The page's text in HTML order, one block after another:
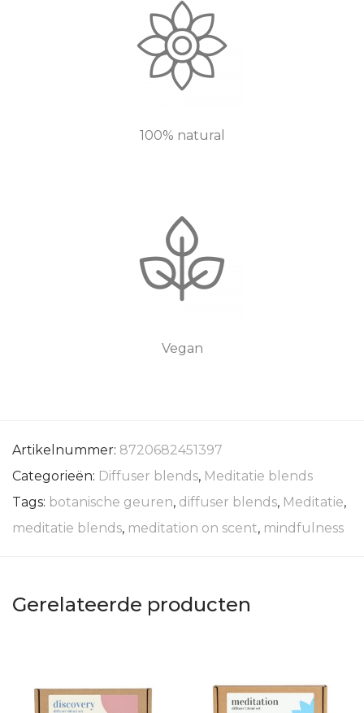
100% natural
Vegan
Artikelnummer: 8720682451397
Categorieën: Diffuser blends, Meditatie blends
Tags: botanische geuren, diffuser blends, Meditatie,
meditatie blends, meditation on scent, mindfulness
Gerelateerde producten